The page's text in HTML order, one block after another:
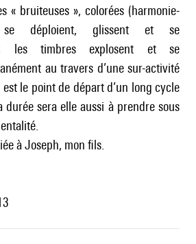
« bruiteuses », colorées (harmonie-
se déploient, glissent et se
; les timbres explosent et se
au travers d’une sur-activité
le point de départ d’un long cycle
durée sera elle aussi à prendre sous
à Joseph, mon fils.